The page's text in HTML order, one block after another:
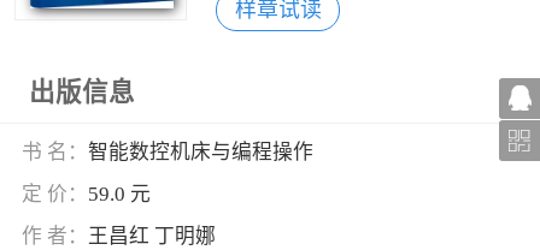
样章试读
出版信息
书 名： 智能数控机床与编程操作
定 价： 59.0 元
作 者： 王昌红 丁明娜